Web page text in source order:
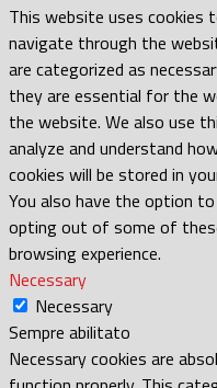
This website uses cookies
navigate through the
are categorized as
they are essential for the
the website. We also use
analyze and understand
cookies will be stored in
You also have the option
opting out of some of
browsing experience.
Necessary
Necessary
Sempre abilitato
Necessary cookies are